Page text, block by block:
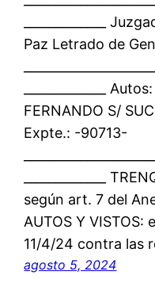
_____________
Paz Letrado de
_____________
FERNANDO S/
Expte.: -90713-
_____________
según art. 7 del
AUTOS Y VISTOS:
11/4/24 contra las
agosto 5, 2024